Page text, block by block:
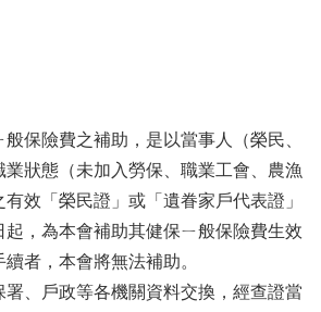
保險費之補助，是以當事人（榮民、
狀態（未加入勞保、職業工會、農漁
效「榮民證」或「遺眷家戶代表證」
，為本會補助其健保ㄧ般保險費生效
者，本會將無法補助。
署、戶政等各機關資料交換，經查證當